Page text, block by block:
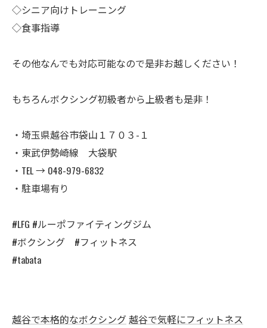
◇シニア向けトレーニング
◇食事指導
その他なんでも対応可能なので是非お越しください！
もちろんボクシング初級者から上級者も是非！
・埼玉県越谷市袋山１７０３-１
・東武伊勢崎線 大袋駅
・TEL → 048-979-6832
・駐車場有り
#LFG #ルーポファイティングジム
#ボクシング #フィットネス
#tabata
越谷で本格的なボクシング越谷で気軽にフィットネス